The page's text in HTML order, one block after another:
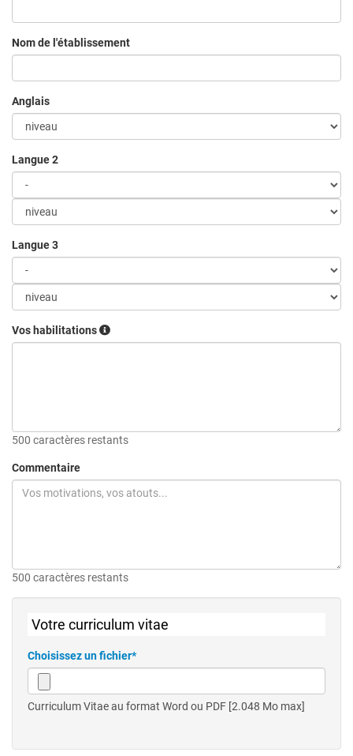
Nom de l'établissement
Anglais
Langue 2
Langue 3
Vos habilitations
500 caractères restants
Commentaire
500 caractères restants
Votre curriculum vitae
Choisissez un fichier*
Curriculum Vitae au format Word ou PDF [2.048 Mo max]